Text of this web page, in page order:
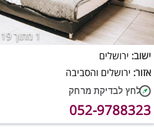
1 מתוך 19
ישוב: ירושלים
אזור: ירושלים והסביבה
052-9788323